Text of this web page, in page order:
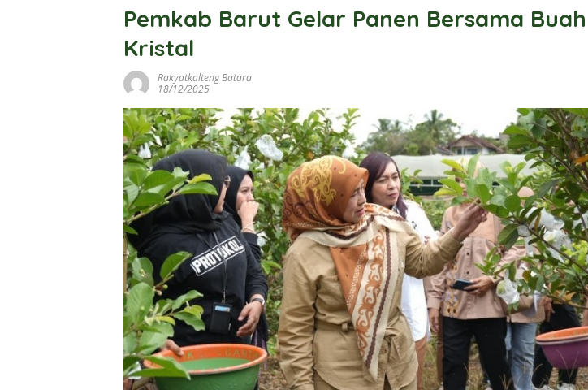
Pemkab Barut Gelar Panen Bersama
Kristal
Rakyatkalteng Batara
18/12/2025